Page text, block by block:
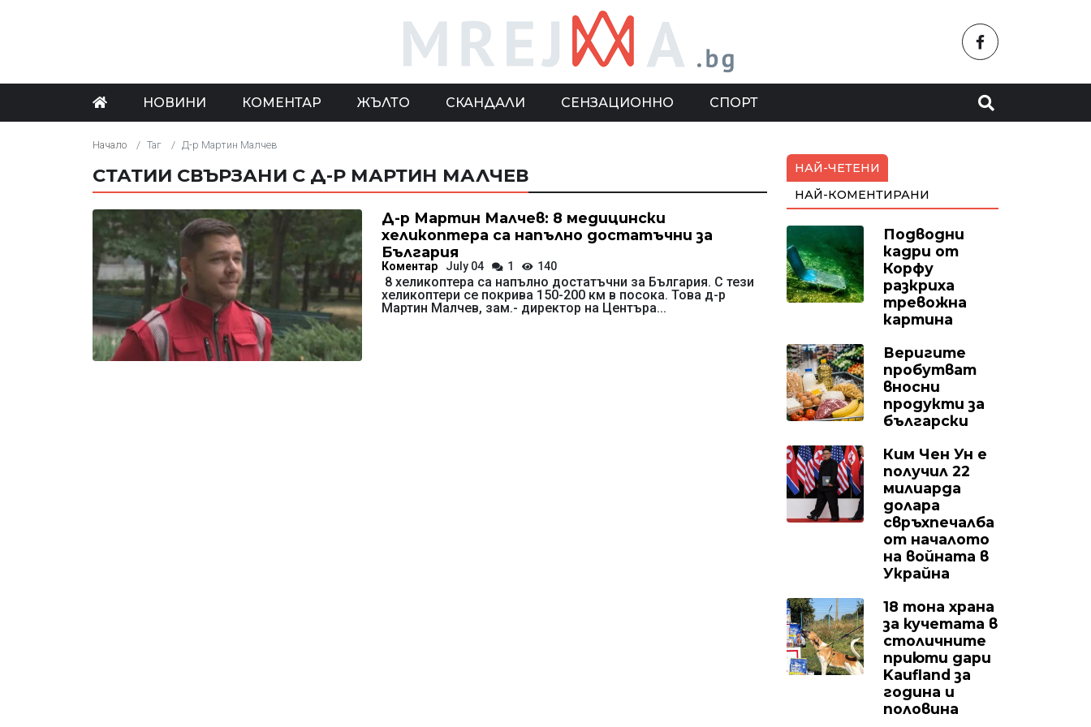
НОВИНИ КОМЕНТАР ЖЪЛТО СКАНДАЛИ СЕНЗАЦИОННО СПОРТ
Начало Таг Д-р Мартин Малчев
СТАТИИ СВЪРЗАНИ С Д-Р МАРТИН МАЛЧЕВ
Д-р Мартин Малчев: 8 медицински
хеликоптера са напълно достатъчни за
България
Коментар July 04 1 140
8 хеликоптера са напълно достатъчни за България. С тези
хеликоптери се покрива 150-200 км в посока. Това д-р
Мартин Малчев, зам.- директор на Центъра...
НАЙ-ЧЕТЕНИ
НАЙ-КОМЕНТИРАНИ
Подводни
кадри от
Корфу
разкриха
тревожна
картина
Веригите
пробутват
вносни
продукти за
български
Ким Чен Ун е
получил 22
милиарда
долара
свръхпечалба
от началото
на войната в
Украйна
18 тона храна
за кучетата в
столичните
приюти дари
Kaufland за
година и
половина